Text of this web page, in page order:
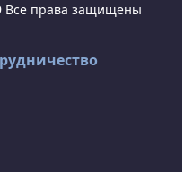
Все права защищены